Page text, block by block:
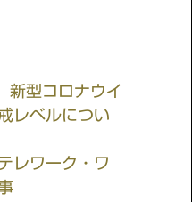
型コロナウイ
レベルについ
レワーク・ワ